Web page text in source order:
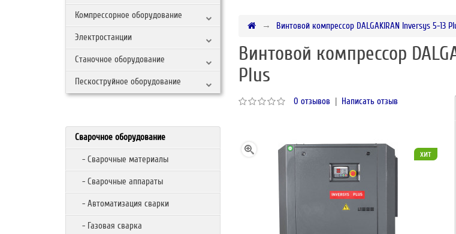
Компрессорное оборудование
Электростанции
Станочное оборудование
Пескоструйное оборудование
Сварочное оборудование
- Сварочные материалы
- Сварочные аппараты
- Автоматизация сварки
- Газовая сварка
Винтовой компрессор DALGAKIRAN Inversys 5-13
Винтовой компрессор
Plus
0 отзывов | Написать отзыв
хит